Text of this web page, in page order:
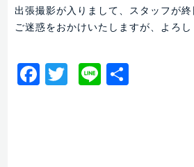
出張撮影が入りまして、スタッフが終
ご迷惑をおかけいたしますが、よろし
Facebook
Twitter
Line